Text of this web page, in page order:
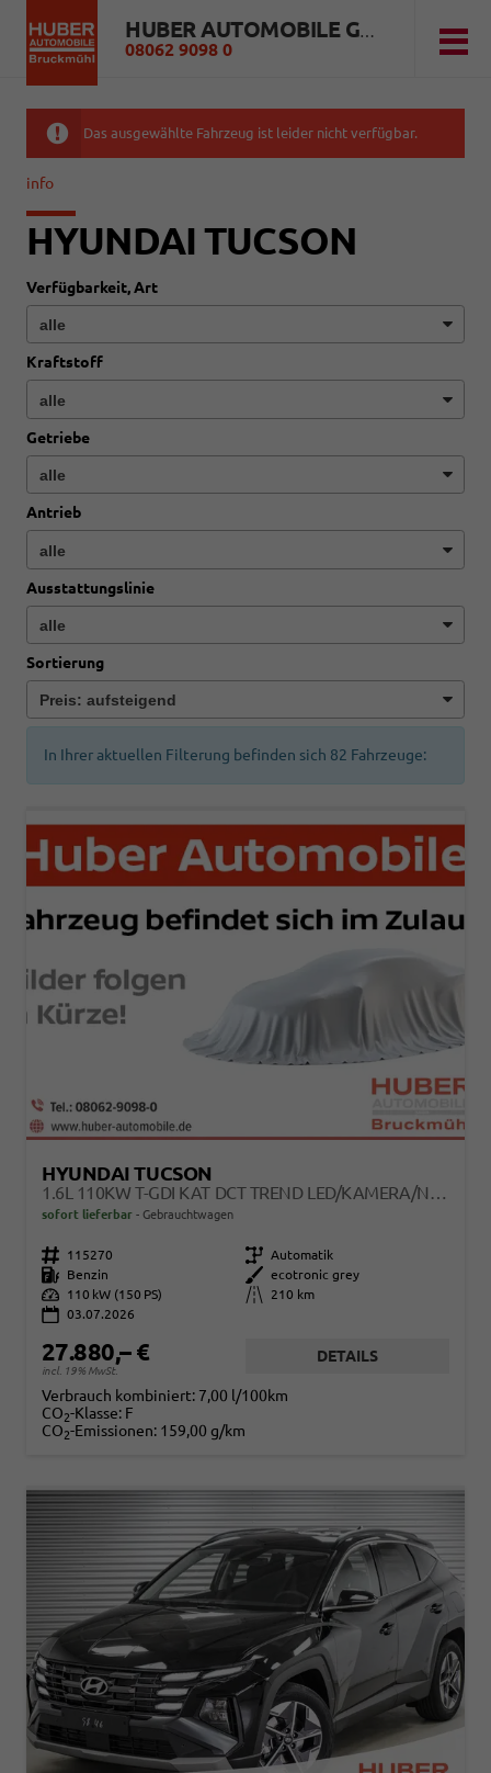
HUBER AUTOMOBILE GMBH
08062 9098 0
Das ausgewählte Fahrzeug ist leider nicht verfügbar.
info
HYUNDAI TUCSON
Verfügbarkeit, Art
Kraftstoff
Getriebe
Antrieb
Ausstattungslinie
Sortierung
In Ihrer aktuellen Filterung befinden sich 82 Fahrzeuge:
HYUNDAI TUCSON
1.6L 110KW T-GDI KAT DCT TREND LED/KAMERA/NAVI
sofort lieferbar Gebrauchtwagen
Fahrzeugnr. 115270 Getriebe Automatik
Kraftstoff
Benzin Außenfarbe
ecotronic grey
Leistung
110 kW (150 PS) Kilometerstand
210 km
03.07.2026
27.880,– €
incl. 19% MwSt.
DETAILS
Verbrauch kombiniert: 7,00 l/100km
CO2-Klasse: F
CO2-Emissionen: 159,00 g/km